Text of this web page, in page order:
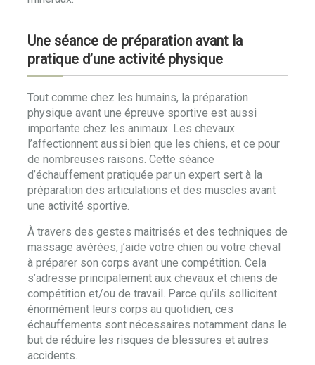
Une séance de préparation avant la
pratique d’une activité physique
Tout comme chez les humains, la préparation
physique avant une épreuve sportive est aussi
importante chez les animaux. Les chevaux
l’affectionnent aussi bien que les chiens, et ce pour
de nombreuses raisons. Cette séance
d’échauffement pratiquée par un expert sert à la
préparation des articulations et des muscles avant
une activité sportive.
À travers des gestes maitrisés et des techniques de
massage avérées, j’aide votre chien ou votre cheval
à préparer son corps avant une compétition. Cela
s’adresse principalement aux chevaux et chiens de
compétition et/ou de travail. Parce qu’ils sollicitent
énormément leurs corps au quotidien, ces
échauffements sont nécessaires notamment dans le
but de réduire les risques de blessures et autres
accidents.